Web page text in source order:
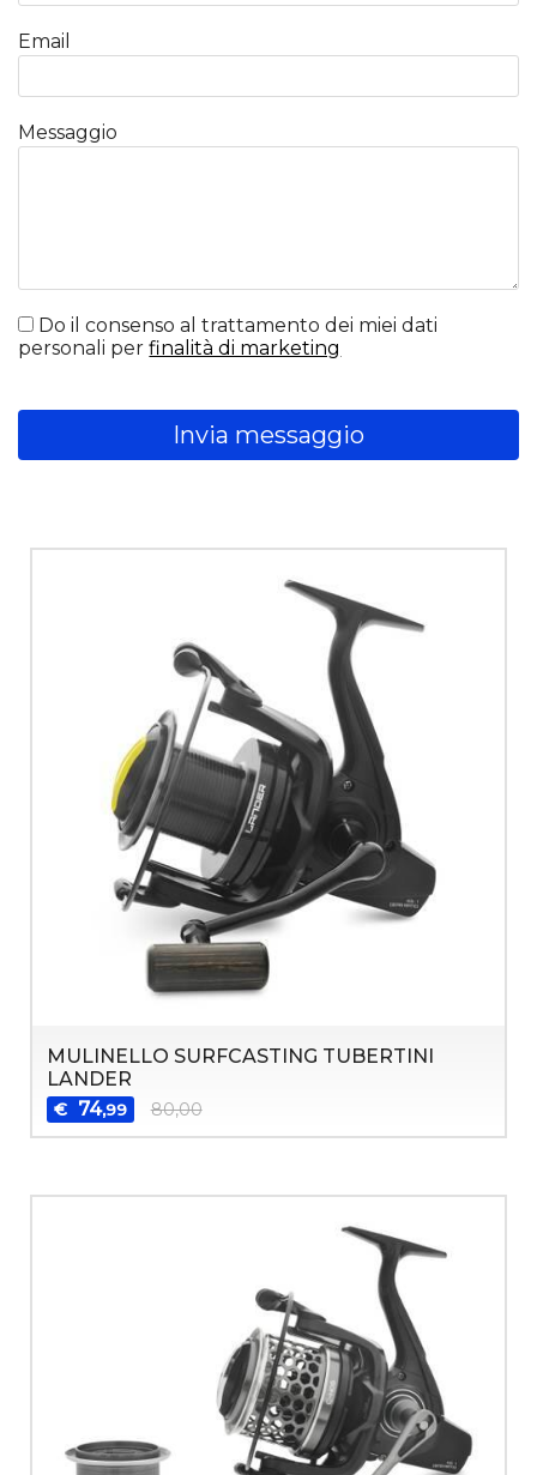
Email
Messaggio
Do il consenso al trattamento dei miei dati
personali perfinalità di marketing
Invia messaggio
MULINELLO SURFCASTING TUBERTINI
LANDER
€ 74,99 80,00